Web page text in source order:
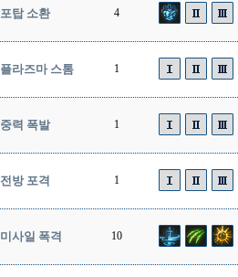
포탑 소환 4
플라즈마 스톰 1
중력 폭발 1
전방 포격 1
미사일 폭격 10